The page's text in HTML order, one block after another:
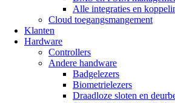
Alle integraties en
Cloud toegangsmangement
Klanten
Hardware
Controllers
Andere handware
Badgelezers
Biometrielezers
Draadloze sloten en